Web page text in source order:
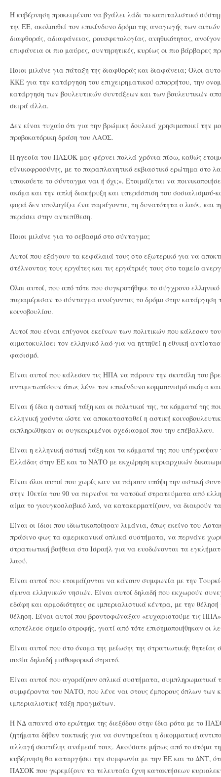
Η κυβέρνηση προκειμένου να βγάλει λάδι το καπιταλιστικό
της ΕΕ, ακολουθεί τον επικίνδυνο δρόμο της αναγωγής των
διαφθοράς, αδιαφάνειας, ρουσφετολογίας, ανηθικότητας,
επιφάνεια οι πιο μαύρες, συντηρητικές, κυρίως οι πιο βάρβαρες
Ποιοι μιλάνε για πάταξη της διαφθοράς και διαφάνεια; Όλοι
ΚΚΕ για την κατάργηση του επιχειρηματικού απορρήτου, την
κατάργηση των βουλευτικών συντάξεων και των βουλευτικών
σειρά άλλα.
Δεν είναι τυχαίο ότι για την βρώμικη δουλειά χρησιμοποιεί την
προβοκατόρικη δράση του ΛΑΟΣ.
Η ηγεσία του ΠΑΣΟΚ μας φέρνει πολλά χρόνια πίσω, καθώς
εθνικοφροσύνης, με το παραπλανητικό εκβιαστικό ερώτημα στο
υπακούετε το σύνταγμα ναι ή όχι;». Ετοιμάζεται να
ακόμα και την απλή διακήρυξη και υπεράσπιση του
φορά δεν υπολογίζει ένα παράγοντα, τη δυνατότητα ο λαός, και
περάσει στην αντεπίθεση.
Ποιοι μιλάνε για το σεβασμό στο σύνταγμα;
Αυτοί που εξάγουν τα κεφάλαιά τους στο εξωτερικό για να
στέλνοντας τους εργάτες και τις εργάτριές τους στο ταμείο
Όλοι αυτοί, που από τότε που συγκροτήθηκε το σύγχρονο
παραμέρισαν το σύνταγμα ανοίγοντας το δρόμο στην κατάργηση
κοινοβουλίου.
Αυτοί που είναι επίγονοι εκείνων των πολιτικών που κάλεσαν
αιματοκυλίσει τον ελληνικό λαό για να ηττηθεί η εθνική
φασισμό.
Είναι αυτοί που κάλεσαν τις ΗΠΑ να πάρουν την σκυτάλη του
αντιμετωπίσουν όπως λένε τον επικίνδυνο κομμουνισμό ακόμα
Είναι ή ίδια η αστική τάξη και οι πολιτικοί της, τα κόμματά της
ελληνική χούντα ώστε να αποκατασταθεί η αστική
εκπληρώθηκαν οι συγκεκριμένοι σχεδιασμοί που την επέβαλλαν.
Είναι η ελληνική αστική τάξη και τα κόμματά της που
Ελλάδας στην ΕΕ και το ΝΑΤΟ με εκχώρηση κυριαρχικών
Είναι όλοι αυτοί που χωρίς καν να πάρουν υπόψη την αστική
στην 10ετία του 90 να περνάνε τα νατοϊκά στρατεύματα από
αίμα το γιουγκοσλαβικό λαό, να κατακερματίζουν, να διαιρούν
Είναι οι ίδιοι που ιδιωτικοποίησαν λιμάνια, όπως εκείνο του
πράσινο φως τα αμερικανικά οπλικά συστήματα, να περνάνε
στρατιωτική βοήθεια στο Ισραήλ για να ευοδώνονται τα
λαού.
Είναι αυτοί που ετοιμάζονται να κάνουν συμφωνία με την
άμυνα ελληνικών νησιών. Είναι αυτοί δηλαδή που εκχωρούν
εδάφη και αρμοδιότητες σε ιμπεριαλιστικά κέντρα, με την
θέληση. Είναι αυτοί που βροντοφώναξαν «ευχαριστούμε τις
αποτέλεσε σημείο στροφής, γιατί από τότε επισημοποιήθηκαν οι
Είναι αυτοί που στο όνομα της μείωσης της στρατιωτικής
ουσία δηλαδή μισθοφορικό στρατό.
Είναι αυτοί που αγοράζουν οπλικά συστήματα, συμπληρωματικά
συμφέροντα του ΝΑΤΟ, που λένε ναι στους έμπορους όπλων των
ιμπεριαλιστική τάξη πραγμάτων.
Η ΝΔ απαντά στο ερώτημα της διεξόδου στην ίδια ρότα με το
ζητήματα δήθεν τακτικής για να συντηρείται η δικομματική
αλλαγή σκυτάλης ανάμεσά τους. Ακούσατε μήπως από το στόμα
κυβέρνηση θα καταργήσει την συμφωνία με την ΕΕ και το ΔΝΤ,
ΠΑΣΟΚ που γκρεμίζουν τα τελευταία ίχνη κατακτήσεων